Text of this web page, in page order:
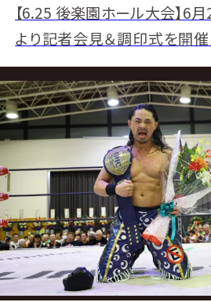
【6.25 後楽園ホール大会】6
より記者会見＆調印式を開催
無料生中継！